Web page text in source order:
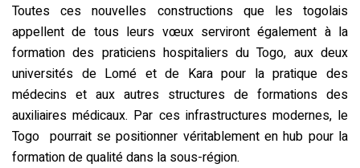
Toutes ces nouvelles constructions que les togolais
appellent de tous leurs vœux serviront également à la
formation des praticiens hospitaliers du Togo, aux deux
universités de Lomé et de Kara pour la pratique des
médecins et aux autres structures de formations des
auxiliaires médicaux. Par ces infrastructures modernes, le
Togo pourrait se positionner véritablement en hub pour la
formation de qualité dans la sous-région.